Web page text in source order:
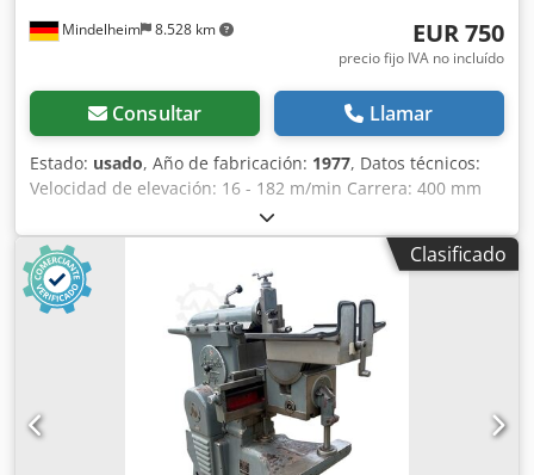
Mindelheim 8.528 km EUR 750
precio fijo IVA no incluído
Consultar Llamar
Estado: usado, Año de fabricación: 1977, Datos técnicos:
Velocidad de elevación: 16 - 182 m/min Carrera: 400 mm
Crodpjyi E Abjfx Aa Djf Avance automático de mesa en X/Z:
0,2 - 4,0 mm Cabezal orientable: sí Dimensiones aprox.:
1950 x 1330 x 1570 mm Peso aprox.: 1500 kg
Clasificado